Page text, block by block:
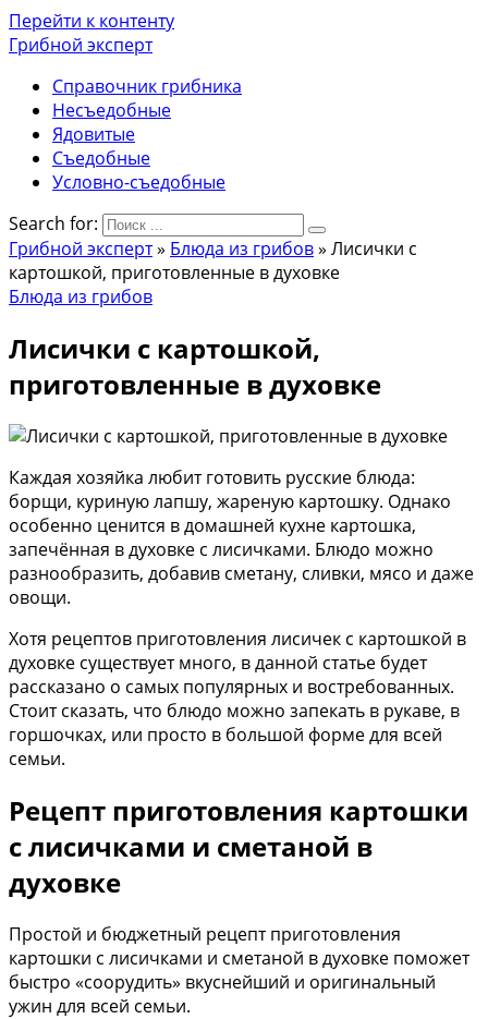
Перейти к контенту
Грибной эксперт
Справочник грибника
Несъедобные
Ядовитые
Съедобные
Условно-съедобные
Search for:
Грибной эксперт» Блюда из грибов» Лисички с
картошкой, приготовленные в духовке
Блюда из грибов
Лисички с картошкой,
приготовленные в духовке
Каждая хозяйка любит готовить русские блюда:
борщи, куриную лапшу, жареную картошку. Однако
особенно ценится в домашней кухне картошка,
запечённая в духовке с лисичками. Блюдо можно
разнообразить, добавив сметану, сливки, мясо и даже
овощи.
Хотя рецептов приготовления лисичек с картошкой в
духовке существует много, в данной статье будет
рассказано о самых популярных и востребованных.
Стоит сказать, что блюдо можно запекать в рукаве, в
горшочках, или просто в большой форме для всей
семьи.
Рецепт приготовления картошки
с лисичками и сметаной в
духовке
Простой и бюджетный рецепт приготовления
картошки с лисичками и сметаной в духовке поможет
быстро «соорудить» вкуснейший и оригинальный
ужин для всей семьи.